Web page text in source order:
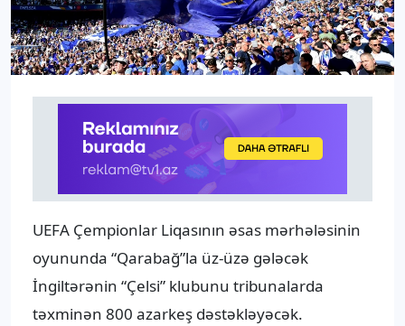
UEFA Çempionlar Liqasının əsas mərhələsinin
oyununda “Qarabağ”la üz-üzə gələcək
İngiltərənin “Çelsi” klubunu tribunalarda
təxminən 800 azarkeş dəstəkləyəcək.